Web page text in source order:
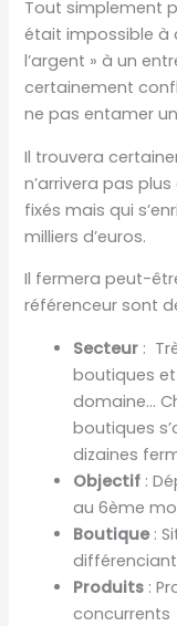
Tout simplement
était impossible à
l’argent » à un
certainement
ne pas entamer
Il trouvera
n’arrivera pas
fixés mais qui
milliers d’euros.
Il fermera peut-
référenceur sont
Secteur :
boutiques et
domaine…
boutiques
dizaines
Objectif :
au 6ème
Boutique:
différenciant
Produits :
concurrents